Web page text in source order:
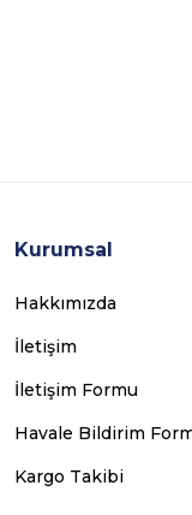
Kurumsal
Hakkımızda
İletişim
İletişim Formu
Havale Bildirim
Kargo Takibi